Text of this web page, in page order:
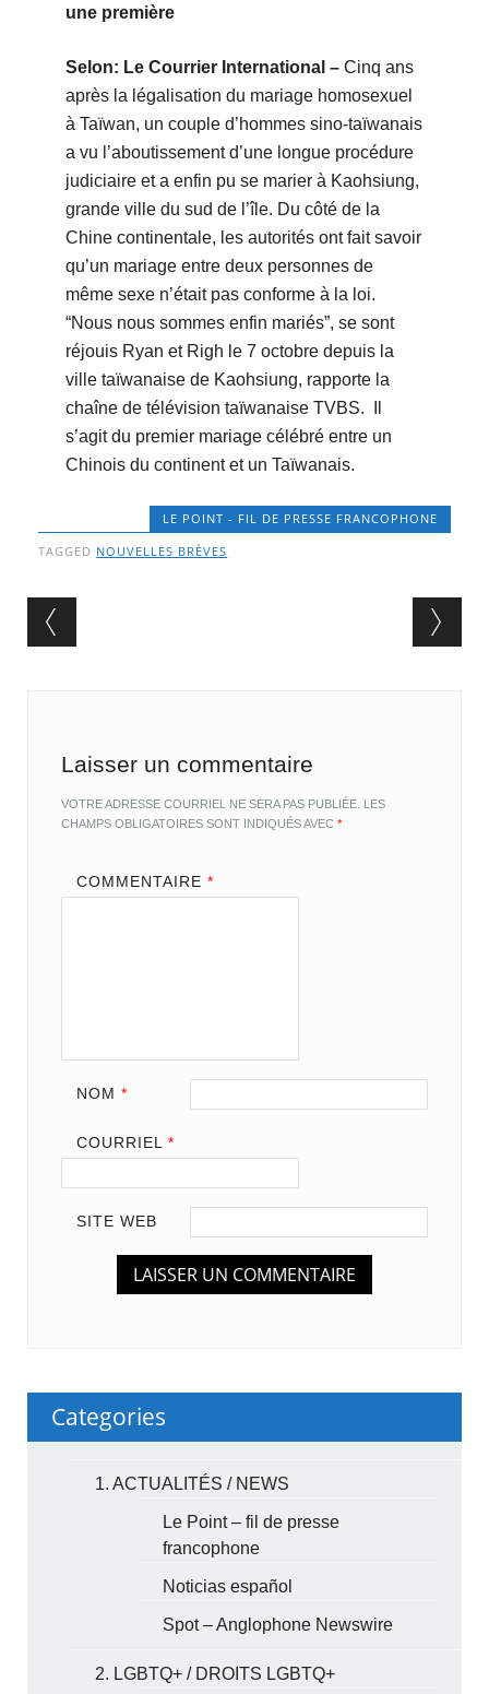
une première
Selon: Le Courrier International –Cinq ans
après la légalisation du mariage homosexuel
à Taïwan, un couple d’hommes sino-taïwanais
a vu l’aboutissement d’une longue procédure
judiciaire et a enfin pu se marier à Kaohsiung,
grande ville du sud de l’île. Du côté de la
Chine continentale, les autorités ont fait savoir
qu’un mariage entre deux personnes de
même sexe n’était pas conforme à la loi.
“Nous nous sommes enfin mariés”, se sont
réjouis Ryan et Righ le 7 octobre depuis la
ville taïwanaise de Kaohsiung, rapporte la
chaîne de télévision taïwanaise TVBS. Il
s’agit du premier mariage célébré entre un
Chinois du continent et un Taïwanais.
LE POINT - FIL DE PRESSE FRANCOPHONE
TAGGED NOUVELLES BRÈVES
Post navigation
Laisser un commentaire
VOTRE ADRESSE COURRIEL NE SERA PAS PUBLIÉE. LES
CHAMPS OBLIGATOIRES SONT INDIQUÉS AVEC*
COMMENTAIRE *
NOM *
COURRIEL *
SITE WEB
Categories
1. ACTUALITÉS / NEWS
Le Point – fil de presse
francophone
Noticias español
Spot – Anglophone Newswire
2. LGBTQ+ / DROITS LGBTQ+